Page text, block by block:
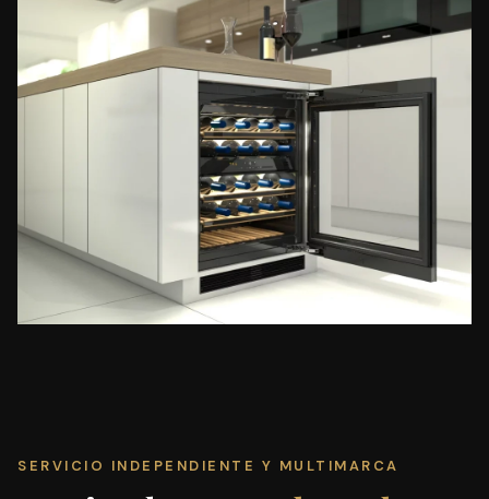
SERVICIO INDEPENDIENTE Y MULTIMARCA